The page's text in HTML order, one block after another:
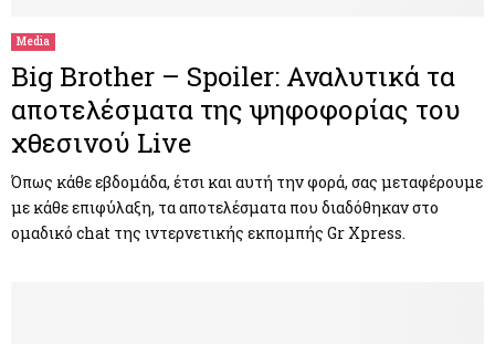
Media
Big Brother – Spoiler: Αναλυτικά τα
αποτελέσματα της ψηφοφορίας του
χθεσινού Live
Όπως κάθε εβδομάδα, έτσι και αυτή την φορά, σας μεταφέρουμε
με κάθε επιφύλαξη, τα αποτελέσματα που διαδόθηκαν στο
ομαδικό chat της ιντερνετικής εκπομπής Gr Xpress.